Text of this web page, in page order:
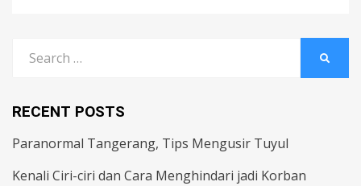
for:
RECENT POSTS
Paranormal Tangerang, Tips Mengusir Tuyul
Kenali Ciri-ciri dan Cara Menghindari jadi Korban